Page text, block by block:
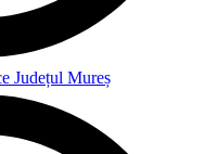
Județul Mureș